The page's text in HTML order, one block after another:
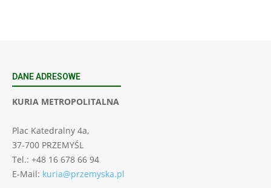
DANE ADRESOWE
KURIA METROPOLITALNA
Plac Katedralny 4a,
37-700 PRZEMYŚL
Tel.: +48 16 678 66 94
E-Mail: kuria@przemyska.pl